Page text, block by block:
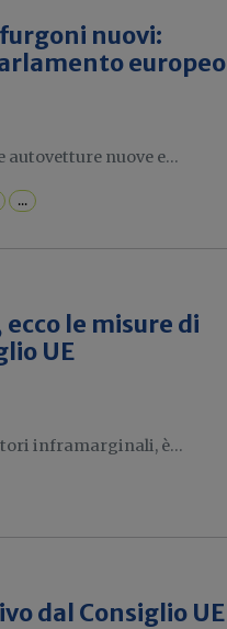
nuovi:
europeo
autovetture nuove e...
...
le misure di
UE
inframarginali, è...
dal Consiglio UE